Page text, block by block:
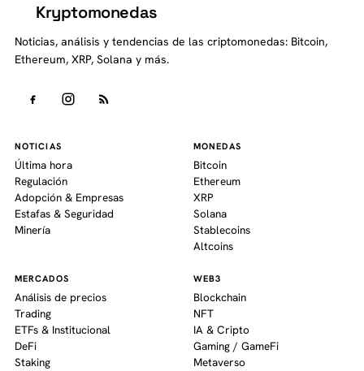
Kryptomonedas
Noticias, análisis y tendencias de las criptomonedas: Bitcoin,
Ethereum, XRP, Solana y más.
NOTICIAS
Última hora
Regulación
Adopción & Empresas
Estafas & Seguridad
Minería
MONEDAS
Bitcoin
Ethereum
XRP
Solana
Stablecoins
Altcoins
MERCADOS
Análisis de precios
Trading
ETFs & Institucional
DeFi
Staking
WEB3
Blockchain
NFT
IA & Cripto
Gaming / GameFi
Metaverso